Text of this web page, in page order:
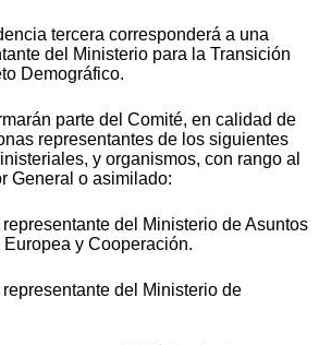
tercera corresponderá a una
del Ministerio para la Transición
Demográfico.
parte del Comité, en calidad de
representantes de los siguientes
y organismos, con rango al
General o asimilado:
del Ministerio de Asuntos
y Cooperación.
del Ministerio de